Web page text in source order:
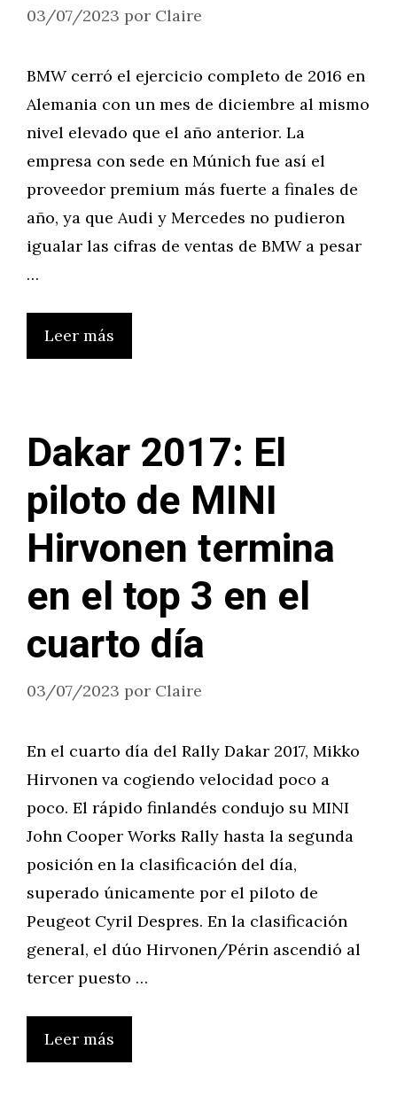
03/07/2023 por Claire
BMW cerró el ejercicio completo de 2016 en
Alemania con un mes de diciembre al mismo
nivel elevado que el año anterior. La
empresa con sede en Múnich fue así el
proveedor premium más fuerte a finales de
año, ya que Audi y Mercedes no pudieron
igualar las cifras de ventas de BMW a pesar
…
Leer más
Dakar 2017: El
piloto de MINI
Hirvonen termina
en el top 3 en el
cuarto día
03/07/2023 por Claire
En el cuarto día del Rally Dakar 2017, Mikko
Hirvonen va cogiendo velocidad poco a
poco. El rápido finlandés condujo su MINI
John Cooper Works Rally hasta la segunda
posición en la clasificación del día,
superado únicamente por el piloto de
Peugeot Cyril Despres. En la clasificación
general, el dúo Hirvonen/Périn ascendió al
tercer puesto …
Leer más